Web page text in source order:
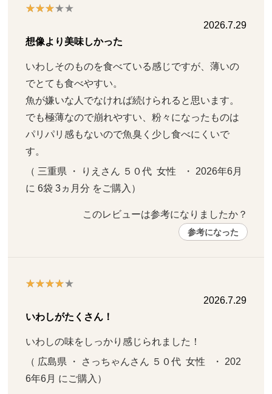
2026.7.29
想像より美味しかった
いわしそのものを食べている感じですが、薄いの
でとても食べやすい。
魚が嫌いな人でなければ続けられると思います。
でも極薄なので崩れやすい、粉々になったものは
パリパリ感もないので魚臭く少し食べにくいで
す。
（ 三重県 ・ りえさん ５０代  女性   ・ 2026年6月
に 6袋 3ヵ月分 をご購入）
このレビューは参考になりましたか？
参考になった
2026.7.29
いわしがたくさん！
いわしの味をしっかり感じられました！
（ 広島県 ・ さっちゃんさん ５０代  女性   ・ 202
6年6月 にご購入）